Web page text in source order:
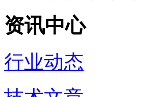
资讯中心
行业动态